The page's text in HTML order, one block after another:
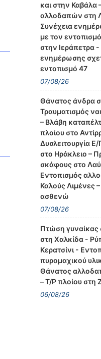
και στην Καβάλα
αλλοδαπών στη
Συνέχεια
με τον
στην Ιεράπετρα -
ενημέρωσης
εντοπισμό 47
07/08/26
Θάνατος άνδρα
Τραυματισμός
– Βλάβη
πλοίου στο
Δυσλειτουργία
στο Ηράκλειο –
σκάφους στο
Εντοπισμός
Καλούς Λιμένες
ασθενώ
07/08/26
Πτώση γυναίκας
στη Χαλκίδα -
Κερατσίνι -
πυρομαχικού
Θάνατος
– Τ/Ρ πλοίου στη
06/08/26